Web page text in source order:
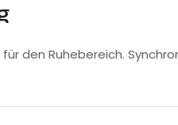
den Ruhebereich.